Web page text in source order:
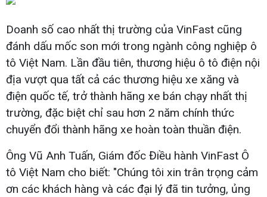
Doanh số cao nhất thị trường của VinFast cũng
đánh dấu mốc son mới trong ngành công nghiệp ô
tô Việt Nam. Lần đầu tiên, thương hiệu ô tô điện nội
địa vượt qua tất cả các thương hiệu xe xăng và
điện quốc tế, trở thành hãng xe bán chạy nhất thị
trường, đặc biệt chỉ sau hơn 2 năm chính thức
chuyển đổi thành hãng xe hoàn toàn thuần điện.
Ông Vũ Anh Tuấn, Giám đốc Điều hành VinFast Ô
tô Việt Nam cho biết: "Chúng tôi xin trân trọng cảm
ơn các khách hàng và các đại lý đã tin tưởng, ủng